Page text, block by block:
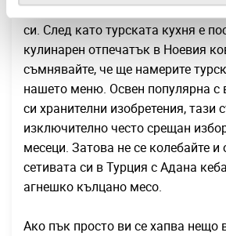
десерт, който със самото си име
си. След като турската кухня е
кулинарен отпечатък в Ноевия
съмнявайте, че ще намерите
нашето меню. Освен популярна с
си хранителни изобретения, тази
изключително често срещан
месеци. Затова не се колебайте и
сетивата си в Турция с Адана
агнешко кълцано месо.
Ако пък просто ви се хапва нещо